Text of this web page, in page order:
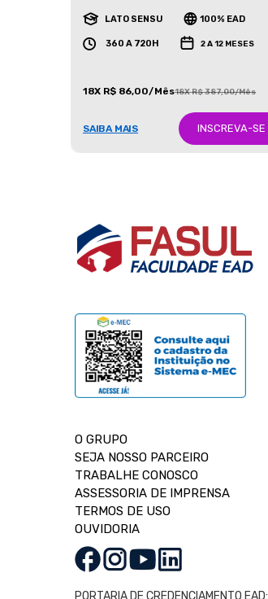
LATO SENSU 100% EAD
360 A 720H 2 A 12 MESES
18X R$ 86,00/Mês18X R$ 387,00/Mês
SAIBA MAIS INSCREVA-SE
O GRUPO
SEJA NOSSO PARCEIRO
TRABALHE CONOSCO
ASSESSORIA DE IMPRENSA
TERMOS DE USO
OUVIDORIA
PORTARIA DE CREDENCIAMENTO EAD: